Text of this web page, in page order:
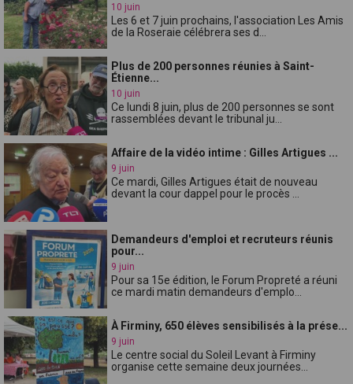
10 juin
Les 6 et 7 juin prochains, l'association Les Amis
de la Roseraie célébrera ses d...
Plus de 200 personnes réunies à Saint-
Étienne...
10 juin
Ce lundi 8 juin, plus de 200 personnes se sont
rassemblées devant le tribunal ju...
Affaire de la vidéo intime : Gilles Artigues ...
9 juin
Ce mardi, Gilles Artigues était de nouveau
devant la cour dappel pour le procès ...
Demandeurs d'emploi et recruteurs réunis
pour...
9 juin
Pour sa 15e édition, le Forum Propreté a réuni
ce mardi matin demandeurs d'emplo...
À Firminy, 650 élèves sensibilisés à la prése...
9 juin
Le centre social du Soleil Levant à Firminy
organise cette semaine deux journées...